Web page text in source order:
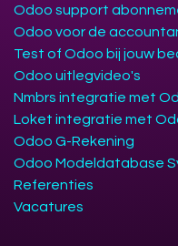
Odoo support
Odoo voor de
Test of Odoo bij jouw
Odoo uitlegvideo's
Nmbrs integratie met
Loket integratie met
Odoo G-Rekening
Odoo Modeldatabase
Referenties
Vacatures